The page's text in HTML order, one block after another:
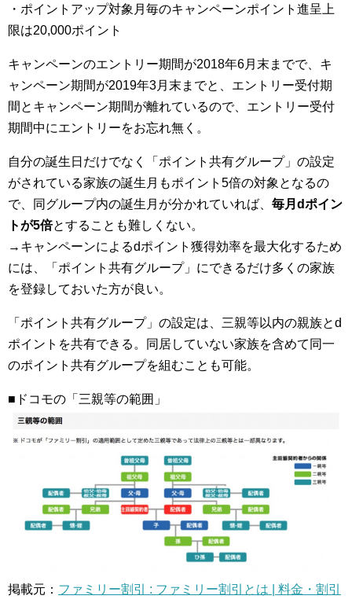
・ポイントアップ対象月毎のキャンペーンポイント進呈上
限は20,000ポイント
キャンペーンのエントリー期間が2018年6月末までで、キ
ャンペーン期間が2019年3月末までと、エントリー受付期
間とキャンペーン期間が離れているので、エントリー受付
期間中にエントリーをお忘れ無く。
自分の誕生日だけでなく「ポイント共有グループ」の設定
がされている家族の誕生月もポイント5倍の対象となるの
で、同グループ内の誕生月が分かれていれば、 毎月dポイン
トが5倍とすることも難しくない。
→キャンペーンによるdポイント獲得効率を最大化するため
には、「ポイント共有グループ」にできるだけ多くの家族
を登録しておいた方が良い。
「ポイント共有グループ」の設定は、三親等以内の親族とd
ポイントを共有できる。同居していない家族を含めて同一
のポイント共有グループを組むことも可能。
■ドコモの「三親等の範囲」
掲載元： ファミリー割引 : ファミリー割引とは | 料金・割引